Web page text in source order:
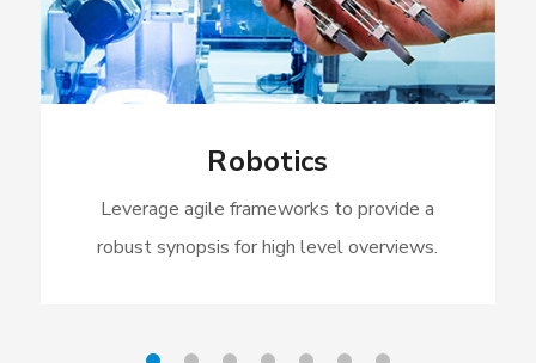
Robotics
Leverage agile frameworks to provide a
robust synopsis for high level overviews.